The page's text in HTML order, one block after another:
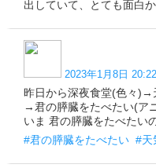
出していて、とても面白か
2023年1月8日 20:22
昨日から深夜食堂(色々
→君の膵臓をたべたい(ア
いま 君の膵臓をたべたい
#君の膵臓をたべたい #天